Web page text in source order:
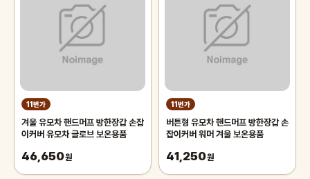
11번가
겨울 유모차 핸드머프 방한장갑 손잡
이커버 유모차 글로브 보온용품
46,650원
11번가
버튼형 유모차 핸드머프 방한장갑 손
잡이커버 워머 겨울 보온용품
41,250원